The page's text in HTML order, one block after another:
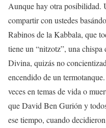
Aunque hay otra posibilidad.
compartir con ustedes
Rabinos de la Kabbala, que
tiene un “nitzotz”, una
Divina, quizás no
encendido de un
veces en temas de vida o
que David Ben Gurión y
ese tiempo, cuando